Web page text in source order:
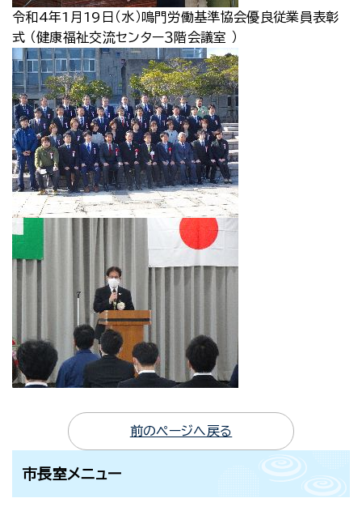
令和4年1月19日（水）鳴門労働基準協会優良従業員表彰
式 （健康福祉交流センター３階会議室 ）
前のページへ戻る
市長室メニュー